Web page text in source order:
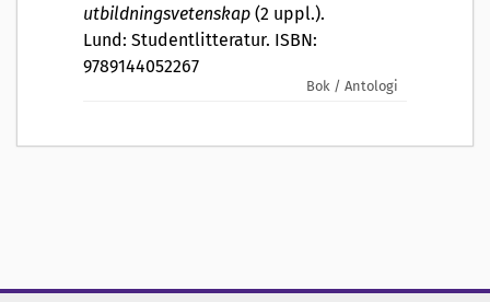
utbildningsvetenskap (2 uppl.).
Lund: Studentlitteratur. ISBN:
9789144052267
Bok / Antologi